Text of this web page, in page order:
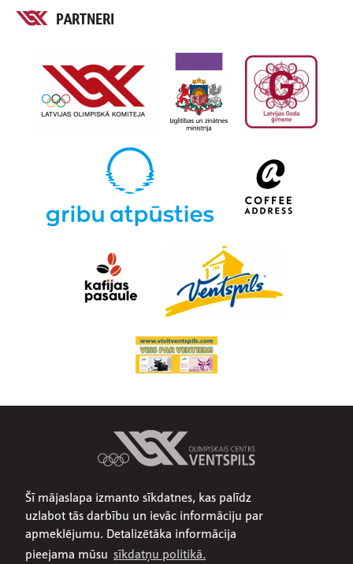
Šī mājaslapa izmanto sīkdatnes, kas palīdz
uzlabot tās darbību un ievāc informāciju par
apmeklējumu. Detalizētāka informācija
pieejama mūsu sīkdatņu politikā.
PARTNERI
Par mums
Publiskojamā informācija
Iepirkumi